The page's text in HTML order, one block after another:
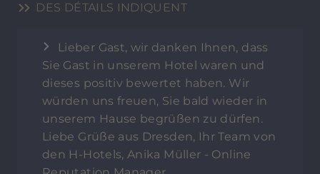
DES DÉTAILS INDIQUENT
Lieber Gast, wir danken Ihnen, dass
Sie Gast in unserem Hotel waren und
dieses positiv bewertet haben. Wir
würden uns freuen, Sie bald wieder in
unserem Hause begrüßen zu dürfen.
Liebe Grüße aus Dresden, Ihr Team von
den H-Hotels, Anika Müller - Online